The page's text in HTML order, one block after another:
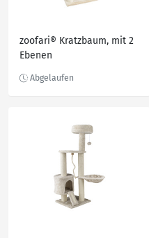
zoofari® Kratzbaum, mit 2
Ebenen